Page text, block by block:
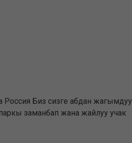
Биз сизге абдан жагымдуу
заманбап жана жайлуу учак